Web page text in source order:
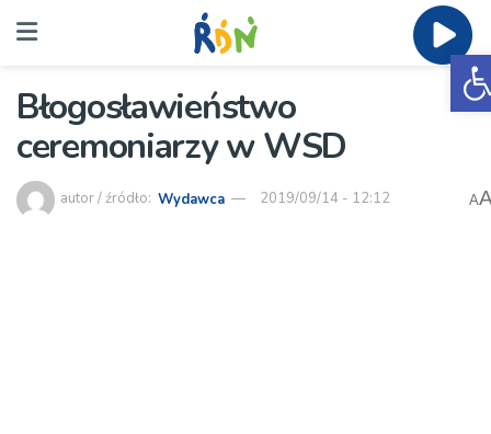
Błogosławieństwo
ceremoniarzy w WSD
autor / źródło: Wydawca 2019/09/14 - 12:12 A